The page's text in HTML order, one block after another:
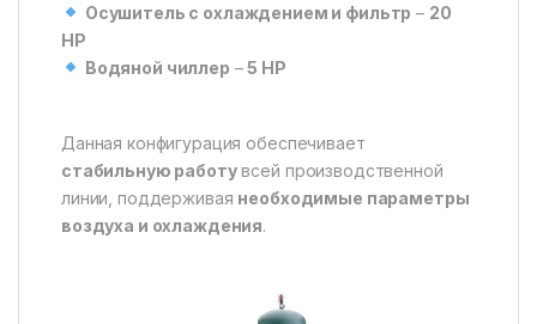
Осушитель с охлаждением и фильтр – 20
HP
Водяной чиллер –5 HP
Данная конфигурация обеспечивает
стабильную работувсей производственной
линии, поддерживая необходимые параметры
воздуха и охлаждения.